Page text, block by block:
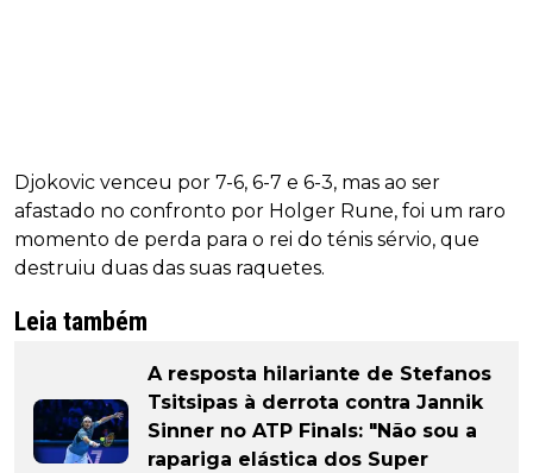
Djokovic venceu por 7-6, 6-7 e 6-3, mas ao ser
afastado no confronto por Holger Rune, foi um raro
momento de perda para o rei do ténis sérvio, que
destruiu duas das suas raquetes.
Leia também
A resposta hilariante de Stefanos
Tsitsipas à derrota contra Jannik
Sinner no ATP Finals: "Não sou a
rapariga elástica dos Super